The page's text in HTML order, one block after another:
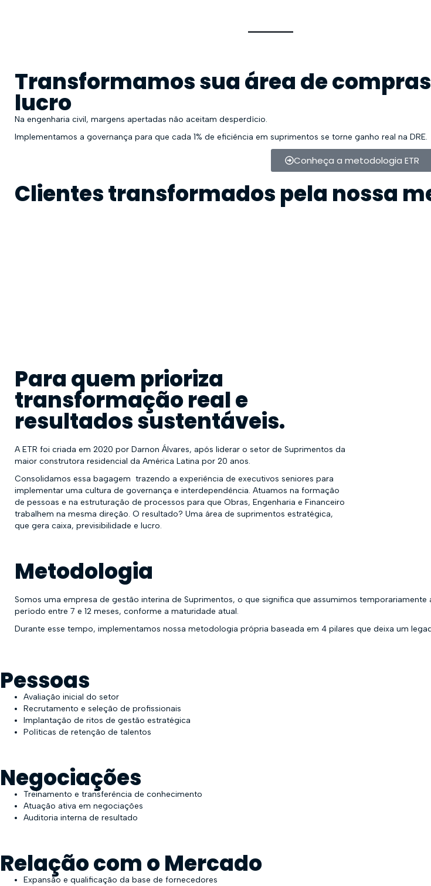
Transformamos sua área de
lucro
Na engenharia civil, margens apertadas não aceitam desperdício.
Implementamos a governança para que cada 1% de eficiência em suprimentos se torne ganho real na DRE.
Conheça a metodologia ETR
Clientes transformados pela nossa
Para quem prioriza
transformação real e
resultados sustentáveis.
A ETR foi criada em 2020 por Darnon Álvares, após liderar o setor de Suprimentos da
maior construtora residencial da América Latina por 20 anos.
Consolidamos essa bagagem trazendo a experiência de executivos seniores para
implementar uma cultura de governança e interdependência. Atuamos na formação
de pessoas e na estruturação de processos para que Obras, Engenharia e Financeiro
trabalhem na mesma direção. O resultado? Uma área de suprimentos estratégica,
que gera caixa, previsibilidade e lucro.
Metodologia
Somos uma empresa de gestão interina de Suprimentos, o que significa que assumimos
período entre 7 e 12 meses, conforme a maturidade atual.
Durante esse tempo, implementamos nossa metodologia própria baseada em 4 pilares que deixa um
Pessoas
Avaliação inicial do setor
Recrutamento e seleção de profissionais
Implantação de ritos de gestão estratégica
Políticas de retenção de talentos
Negociações
Treinamento e transferência de conhecimento
Atuação ativa em negociações
Auditoria interna de resultado
Relação com o Mercado
Expansão e qualificação da base de fornecedores